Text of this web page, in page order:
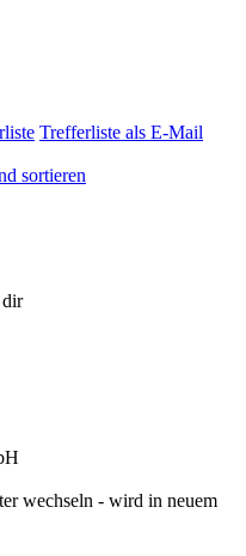
Trefferliste als E-Mail
sortieren
wechseln - wird in neuem